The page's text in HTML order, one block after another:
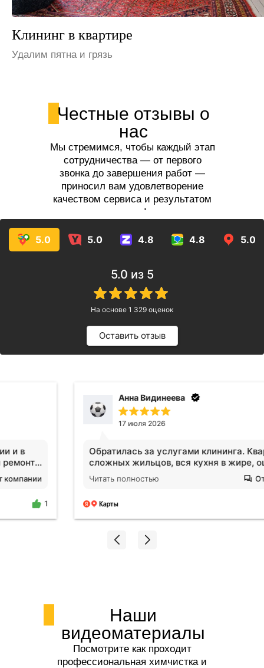
Клининг на даче
Устраним неприятные запахи
Честные отзывы о
нас
Мы стремимся, чтобы каждый этап
сотрудничества — от первого
звонка до завершения работ —
приносил вам удовлетворение
качеством сервиса и результатом
услуг!
5.0 5.0 4.8 4.8 5.0
5.0 из 5
На основе 1 329 оценок
Оставить отзыв
Обратилась за услугами клининга. Квартира после
сложных жильцов, вся кухня в жире, ощещение
будто никто не убирался годами. Отмыли все!
Плитка на полу оказалась не черной, я нигде не
легче стало. Спасибо огромное Екатерине!!!
Читать полностью Ответ компании
Наши
видеоматериалы
Посмотрите как проходит
профессиональная химчистка и